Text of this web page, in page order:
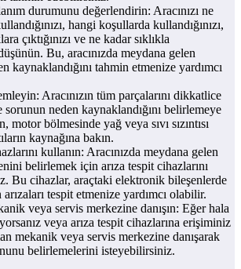
durumunu değerlendirin: Aracınızı ne
hangi koşullarda kullandığınızı,
çıktığınızı ve ne kadar sıklıkla
Bu, aracınızda meydana gelen
kaynaklandığını tahmin etmenize yardımcı
Aracınızın tüm parçalarını dikkatlice
neden kaynaklandığını belirlemeye
motor bölmesinde yağ veya sıvı sızıntısı
kaynağına bakın.
kullanın: Aracınızda meydana gelen
belirlemek için arıza tespit cihazlarını
Bu cihazlar, araçtaki elektronik bileşenlerde
tespit etmenize yardımcı olabilir.
veya servis merkezine danışın: Eğer hala
veya arıza tespit cihazlarına erişiminiz
mekanik veya servis merkezine danışarak
belirlemelerini isteyebilirsiniz.